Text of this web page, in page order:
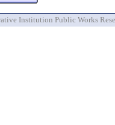
Institution Public Works